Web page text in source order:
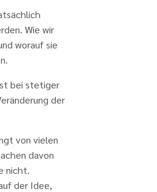
Wie wir
worauf sie
bei stetiger
der
von vielen
davon
nicht.
der Idee,